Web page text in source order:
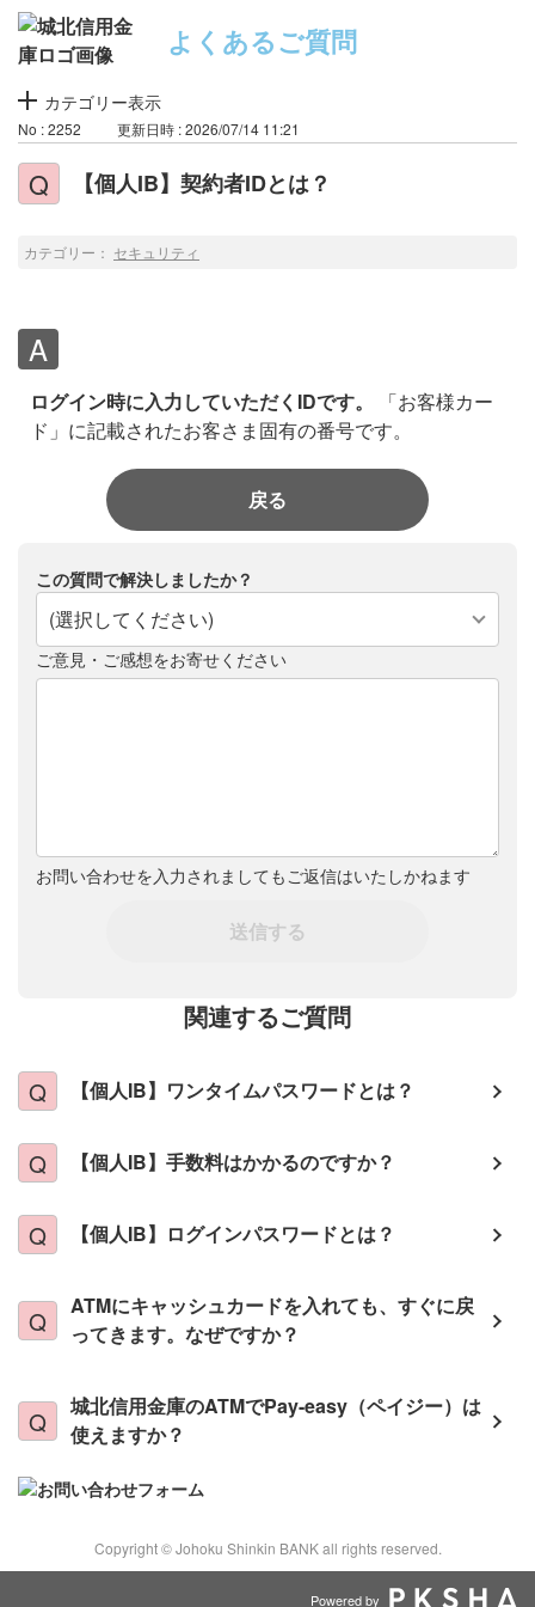
よくあるご質問
カテゴリー表示
No : 2252 更新日時 : 2026/07/14 11:21
【個人IB】契約者IDとは？
カテゴリー： セキュリティ
ログイン時に入力していただくIDです。
「お客様カー
ド」に記載されたお客さま固有の番号です。
戻る
この質問で解決しましたか？
(選択してください)
ご意見・ご感想をお寄せください
お問い合わせを入力されましてもご返信はいたしかねます
送信する
関連するご質問
【個人IB】ワンタイムパスワードとは？
【個人IB】手数料はかかるのですか？
【個人IB】ログインパスワードとは？
ATMにキャッシュカードを入れても、すぐに戻
ってきます。なぜですか？
城北信用金庫のATMでPay-easy（ペイジー）は
使えますか？
Copyright © Johoku Shinkin BANK all rights reserved.
Powered by